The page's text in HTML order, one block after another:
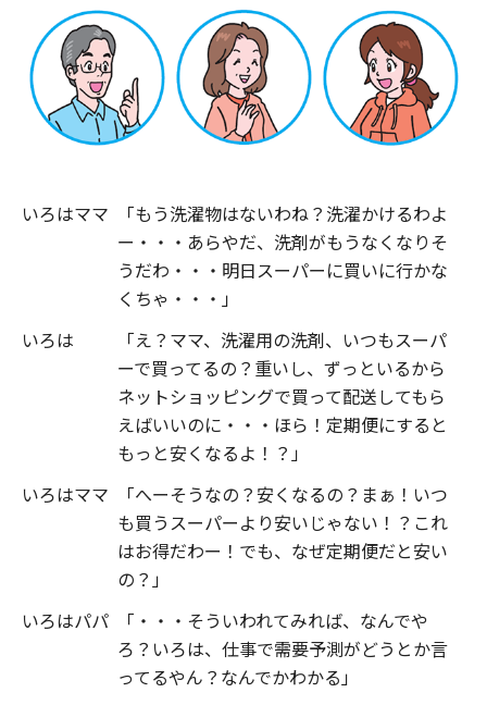
いろはママ
「もう洗濯物はないわね？洗濯かけるわよ
ー・・・あらやだ、洗剤がもうなくなりそ
うだわ・・・明日スーパーに買いに行かな
くちゃ・・・」
いろは
「え？ママ、洗濯用の洗剤、いつもスーパ
ーで買ってるの？重いし、ずっといるから
ネットショッピングで買って配送してもら
えばいいのに・・・ほら！定期便にすると
もっと安くなるよ！？」
いろはママ
「へーそうなの？安くなるの？まぁ！いつ
も買うスーパーより安いじゃない！？これ
はお得だわー！でも、なぜ定期便だと安い
の？」
いろはパパ
「・・・そういわれてみれば、なんでや
ろ？いろは、仕事で需要予測がどうとか言
ってるやん？なんでかわかる」